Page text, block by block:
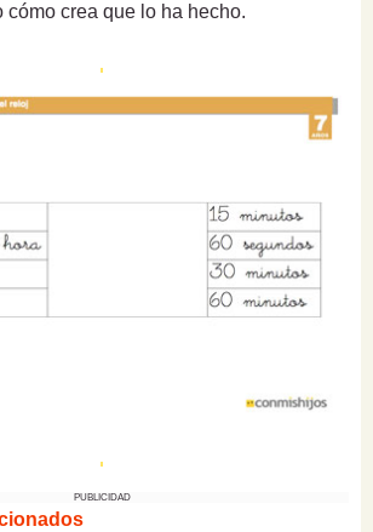
cómo crea que lo ha hecho.
PUBLICIDAD